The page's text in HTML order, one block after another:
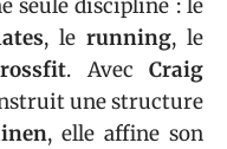
seule discipline : le
, le running, le
. AvecCraig
une structure
, elle affine son